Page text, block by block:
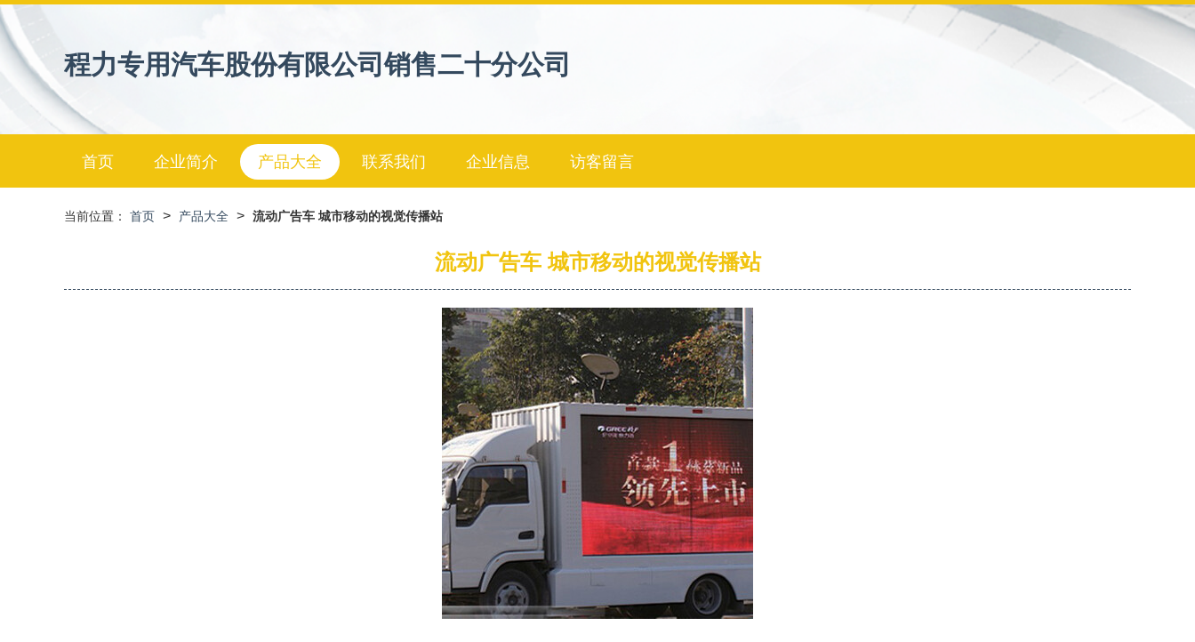
程力专用汽车股份有限公司销售二十分公司
首页 企业简介 产品大全 联系我们 企业信息 访客留言
当前位置： 首页 > 产品大全 > 流动广告车 城市移动的视觉传播站
流动广告车 城市移动的视觉传播站